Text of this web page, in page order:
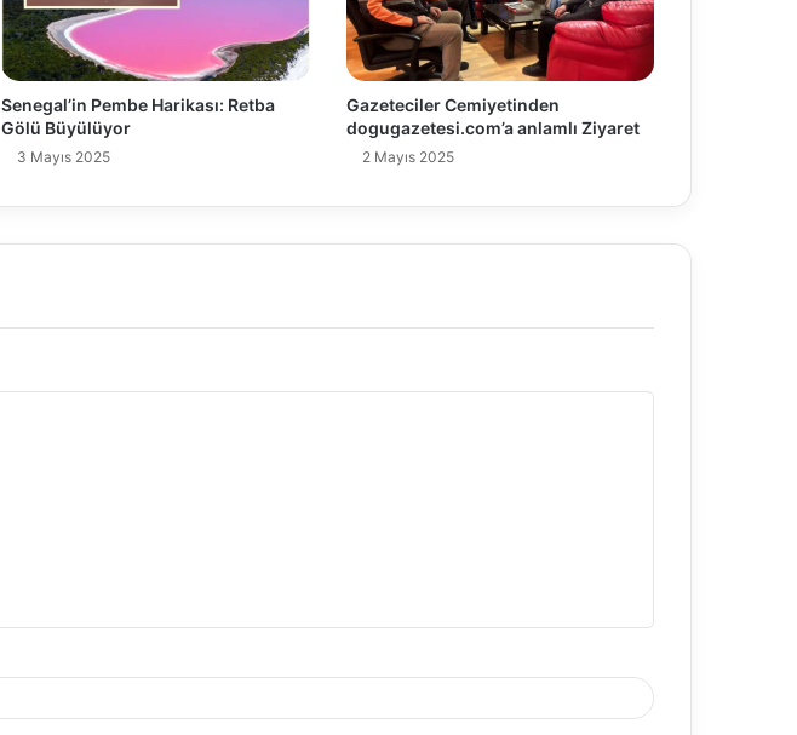
Senegal’in Pembe Harikası: Retba
Gölü Büyülüyor
3 Mayıs 2025
Gazeteciler Cemiyetinden
dogugazetesi.com’a anlamlı Ziyaret
2 Mayıs 2025